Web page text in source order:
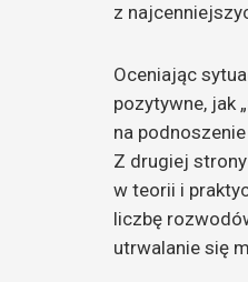
z
Oceniając
pozytywne, jak
na
Z drugiej
w teorii i
liczbę
utrwalanie się